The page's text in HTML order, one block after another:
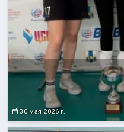
30 мая 2026 г.